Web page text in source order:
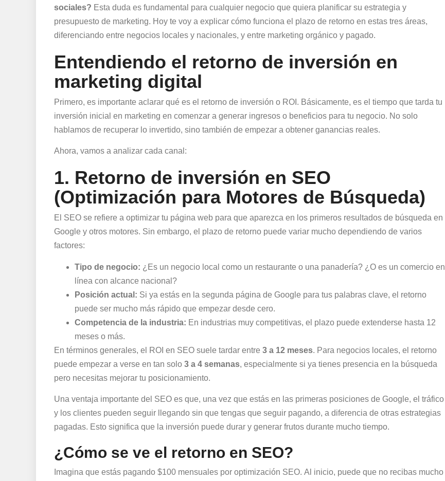
sociales? Esta duda es fundamental para cualquier negocio que quiera planificar su estrategia y
presupuesto de marketing. Hoy te voy a explicar cómo funciona el plazo de retorno en estas tres áreas,
diferenciando entre negocios locales y nacionales, y entre marketing orgánico y pagado.
Entendiendo el retorno de inversión en
marketing digital
Primero, es importante aclarar qué es el retorno de inversión o ROI. Básicamente, es el tiempo que tarda tu
inversión inicial en marketing en comenzar a generar ingresos o beneficios para tu negocio. No solo
hablamos de recuperar lo invertido, sino también de empezar a obtener ganancias reales.
Ahora, vamos a analizar cada canal:
1. Retorno de inversión en SEO
(Optimización para Motores de Búsqueda)
El SEO se refiere a optimizar tu página web para que aparezca en los primeros resultados de búsqueda en
Google y otros motores. Sin embargo, el plazo de retorno puede variar mucho dependiendo de varios
factores:
Tipo de negocio: ¿Es un negocio local como un restaurante o una panadería? ¿O es un comercio en
línea con alcance nacional?
Posición actual: Si ya estás en la segunda página de Google para tus palabras clave, el retorno
puede ser mucho más rápido que empezar desde cero.
Competencia de la industria: En industrias muy competitivas, el plazo puede extenderse hasta 12
meses o más.
En términos generales, el ROI en SEO suele tardar entre 3 a 12 meses. Para negocios locales, el retorno
puede empezar a verse en tan solo 3 a 4 semanas, especialmente si ya tienes presencia en la búsqueda
pero necesitas mejorar tu posicionamiento.
Una ventaja importante del SEO es que, una vez que estás en las primeras posiciones de Google, el tráfico
y los clientes pueden seguir llegando sin que tengas que seguir pagando, a diferencia de otras estrategias
pagadas. Esto significa que la inversión puede durar y generar frutos durante mucho tiempo.
¿Cómo se ve el retorno en SEO?
Imagina que estás pagando $100 mensuales por optimización SEO. Al inicio, puede que no recibas mucho